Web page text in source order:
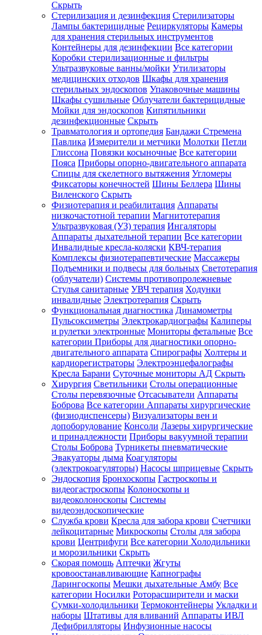
Скрыть
Стерилизация и дезинфекция Стерилизаторы
Лампы бактерицидные Рециркуляторы Камеры
для хранения стерильных инструментов
Контейнеры для дезинфекции Все категории
Коробки стерилизационные и фильтры
Ультразвуковые ванны/мойки Утилизаторы
медицинских отходов Шкафы для хранения
стерильных эндоскопов Упаковочные машины
Шкафы сушильные Облучатели бактерицидные
Мойки для эндоскопов Кипятильники
дезинфекционные Скрыть
Травматология и ортопедия Бандажи Стремена
Павлика Измерители и метчики Молотки Петли
Глиссона Повязки косыночные Все категории
Пояса Приборы опорно-двигательного аппарата
Спицы для скелетного вытяжения Угломеры
Фиксаторы конечностей Шины Беллера Шины
Виленского Скрыть
Физиотерапия и реабилитация Аппараты
низкочастотной терапии Магнитотерапия
Ультразвуковая (УЗ) терапия Ингаляторы
Аппараты дыхательной терапии Все категории
Инвалидные кресла-коляски КВЧ-терапия
Комплексы физиотерапевтические Массажеры
Подъемники и подвесы для больных Светотерапия
(облучатели) Системы противопролежневые
Стулья санитарные УВЧ терапия Ходунки
инвалидные Электротерапия Скрыть
Функциональная диагностика Динамометры
Пульсоксиметры Электрокардиографы Калиперы
и рулетки электронные Мониторы фетальные Все
категории Приборы для диагностики опорно-
двигательного аппарата Спирографы Холтеры и
кардиорегистраторы Электроэнцефалографы
Кресла Барани Суточные мониторы АД Скрыть
Хирургия Светильники Столы операционные
Столы перевязочные Отсасыватели Аппараты
Боброва Все категории Аппараты хирургические
(физиодиспенсеры) Визуализаторы вен и
допоборудование Консоли Лазеры хирургические
и принадлежности Приборы вакуумной терапии
Столы Боброва Турникеты пневматические
Эвакуаторы дыма Коагуляторы
(электрокоагуляторы) Насосы шприцевые Скрыть
Эндоскопия Бронхоскопы Гастроскопы и
видеогастроскопы Колоноскопы и
видеоколоноскопы Системы
видеоэндоскопические
Служба крови Кресла для забора крови Счетчики
лейкоцитарные Микроскопы Столы для забора
крови Центрифуги Все категории Холодильники
и морозильники Скрыть
Скорая помощь Аптечки Жгуты
кровоостанавливающие Капнографы
Ларингоскопы Мешки дыхательные Амбу Все
категории Носилки Роторасширители и маски
Сумки-холодильники Термоконтейнеры Укладки и
наборы Штативы для вливаний Аппараты ИВЛ
Дефибрилляторы Инфузионные насосы